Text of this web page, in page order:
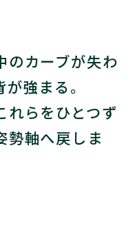
のカーブが失わ
強まる。
れらをひとつず
勢軸へ戻しま